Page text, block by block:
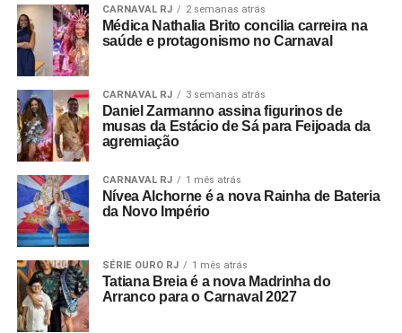
vacinação contra a COVID19 SÃO OBRIGATÓRIOS
CARNAVAL RJ 2 semanas atrás
Médica Nathalia Brito concilia carreira na
saúde e protagonismo no Carnaval
CARNAVAL RJ 3 semanas atrás
Daniel Zarmanno assina figurinos de
musas da Estácio de Sá para Feijoada da
agremiação
CARNAVAL RJ 1 mês atrás
Nívea Alchorne é a nova Rainha de Bateria
da Novo Império
SÉRIE OURO RJ 1 mês atrás
Tatiana Breia é a nova Madrinha do
Arranco para o Carnaval 2027